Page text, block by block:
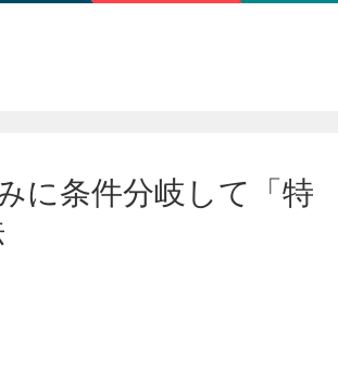
に条件分岐して「特